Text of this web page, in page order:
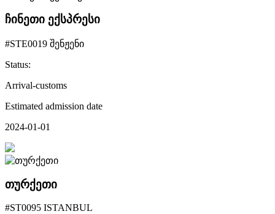
ჩინეთი ექსპრესი
#STE0019 შენჟენი
Status:
Arrival-customs
Estimated admission date
2024-01-01
თურქეთი
#ST0095 ISTANBUL